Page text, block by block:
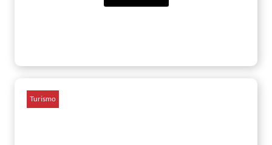
Turismo